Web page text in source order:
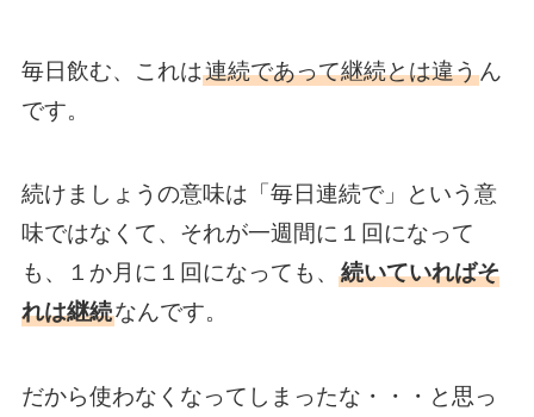
毎日飲む、これは連続であって継続とは違うん
です。
続けましょうの意味は「毎日連続で」という意
味ではなくて、それが一週間に１回になって
も、１か月に１回になっても、 続いていればそ
れは継続なんです。
だから使わなくなってしまったな・・・と思っ